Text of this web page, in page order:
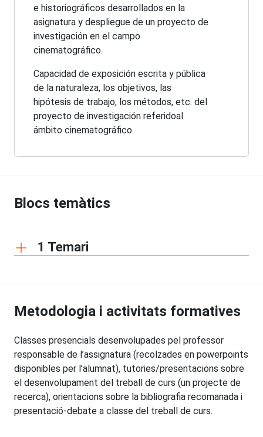
e historiográficos desarrollados en la
asignatura y despliegue de un proyecto de
investigación en el campo
cinematográfico.
Capacidad de exposición escrita y pública
de la naturaleza, los objetivos, las
hipótesis de trabajo, los métodos, etc. del
proyecto de investigación referidoal
ámbito cinematográfico.
Blocs temàtics
1 Temari
Metodologia i activitats formatives
Classes presencials desenvolupades pel professor
responsable de l’assignatura (recolzades en powerpoints
disponibles per l’alumnat), tutories/presentacions sobre
el desenvolupament del treball de curs (un projecte de
recerca), orientacions sobre la bibliografia recomanada i
presentació-debate a classe del treball de curs.